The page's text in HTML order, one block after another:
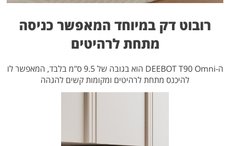
רובוט דק במיוחד המאפשר כניסה
מתחת לרהיטים
ה-DEEBOT T90 Omni הוא בגובה של 9.5 ס"מ בלבד, המאפשר לו
להיכנס מתחת לרהיטים ומקומות קשים להגהה